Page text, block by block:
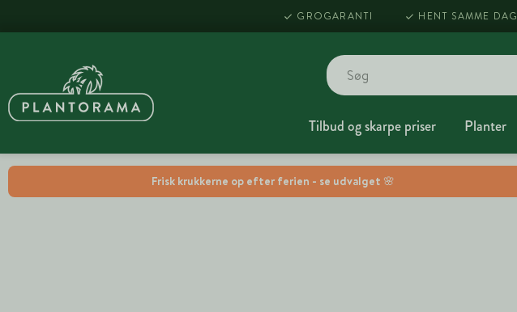
Frisk krukkerne op efter ferien - se udvalget 🌸
GROGARANTI HENT SAMME DAG
Tilbud og skarpe priser Planter